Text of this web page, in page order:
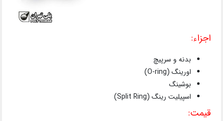
اجزاء:
بدنه و سرپیچ
اورینگ (O-ring)
بوشینگ
اسپیلیت رینگ (Split Ring)
قیمت: